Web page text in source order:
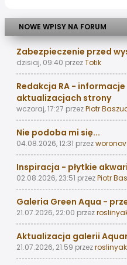
NOWE WPISY NA FORUM
Zabezpieczenie przed
dzisiaj, 09:40 przezTotik
Redakcja RA -
aktualizacjach strony
wczoraj, 17:27 przezPiotr
Nie podoba mi się...
04.08.2026, 12:31 przezworonov
Inspiracja - płytkie
02.08.2026, 23:51 przezPiotr
Galeria Green Aqua -
21.07.2026, 22:00 przez
Aktualizacja galerii
21.07.2026, 21:59 przez